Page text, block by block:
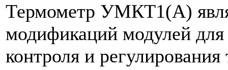
Термометр УМКТ1(А)
модификаций модулей
контроля и